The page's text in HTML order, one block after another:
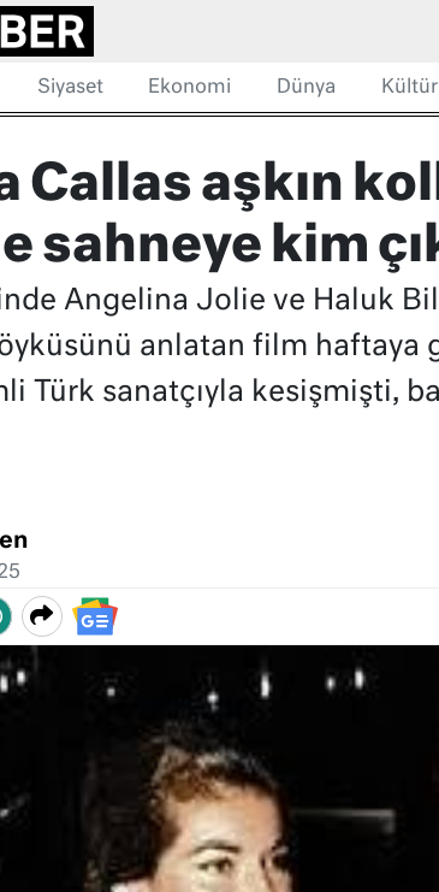
Siyaset Ekonomi Dünya Kültür
Callas aşkın
sahneye kim
Angelina Jolie ve Haluk
anlatan film haftaya
Türk sanatçıyla kesişmişti,